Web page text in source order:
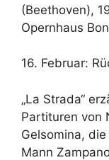
(Beethoven),
Opernhaus
16. Februar:
„La Strada“
Partituren von
Gelsomina,
Mann